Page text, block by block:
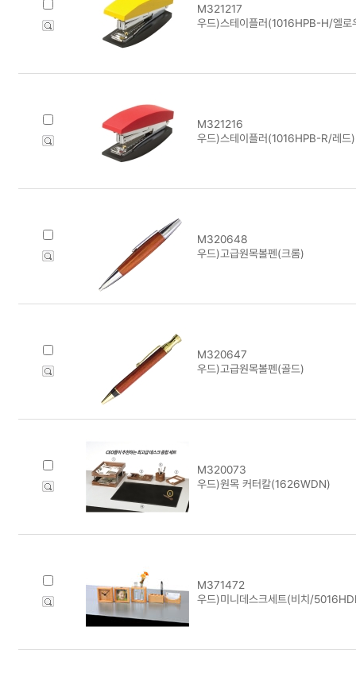
M321217
우드)스테이플러(1016HPB-H/엘로
M321216
우드)스테이플러(1016HPB-R/레드)
M320648
우드)고급원목볼펜(크롬)
M320647
우드)고급원목볼펜(골드)
M320073
우드)원목 커터칼(1626WDN)
M371472
우드)미니데스크세트(비치/